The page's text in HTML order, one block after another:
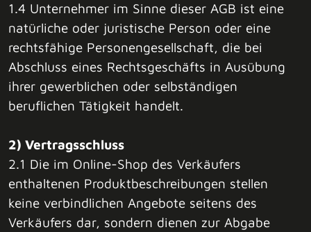
1.4 Unternehmer im Sinne dieser AGB ist eine
natürliche oder juristische Person oder eine
rechtsfähige Personengesellschaft, die bei
Abschluss eines Rechtsgeschäfts in Ausübung
ihrer gewerblichen oder selbständigen
beruflichen Tätigkeit handelt.
2) Vertragsschluss
2.1 Die im Online-Shop des Verkäufers
enthaltenen Produktbeschreibungen stellen
keine verbindlichen Angebote seitens des
Verkäufers dar, sondern dienen zur Abgabe